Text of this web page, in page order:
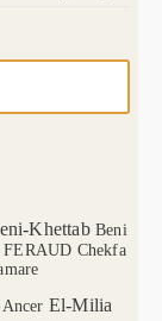
Khettab Beni
FERAUD Chekfa
El-Milia